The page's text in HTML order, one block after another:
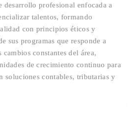
desarrollo profesional enfocada a
talentos, formando
con principios éticos y
sus programas que responde a
cambios constantes del área,
de crecimiento continuo para
soluciones contables, tributarias y